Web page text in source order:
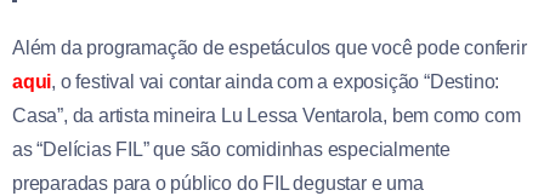
Além da programação de espetáculos que você pode conferir
aqui, o festival vai contar ainda com a exposição “Destino:
Casa”, da artista mineira Lu Lessa Ventarola, bem como com
as “Delícias FIL” que são comidinhas especialmente
preparadas para o público do FIL degustar e uma